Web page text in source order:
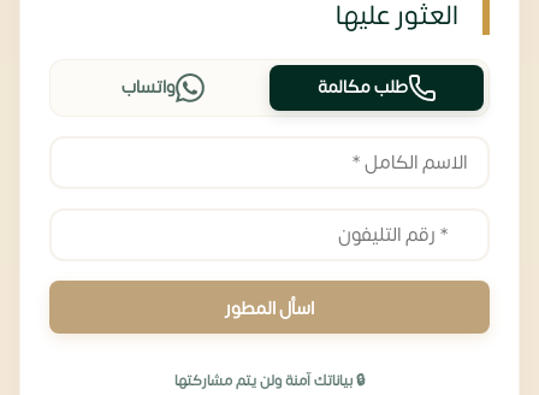
العثور عليها
طلب مكالمة واتساب
اسأل المطور
🔒 بياناتك آمنة ولن يتم مشاركتها